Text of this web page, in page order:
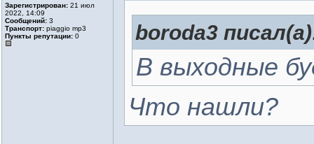
Зарегистрирован: 21 июл
2022, 14:09
Сообщений: 3
Транспорт: piaggio mp3
Пункты репутации: 0 boroda3
В выходные
Что нашли?